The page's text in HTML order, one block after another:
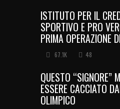
ISTITUTO PER IL
SPORTIVO E PRO
PRIMA OPERAZIONE
67.1K 48
QUESTO “SIGNORE”
ESSERE CACCIATO
OLIMPICO